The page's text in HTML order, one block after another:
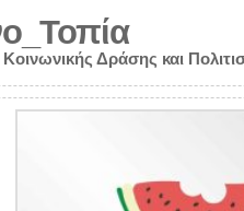
Κοινωνικής Δράσης και